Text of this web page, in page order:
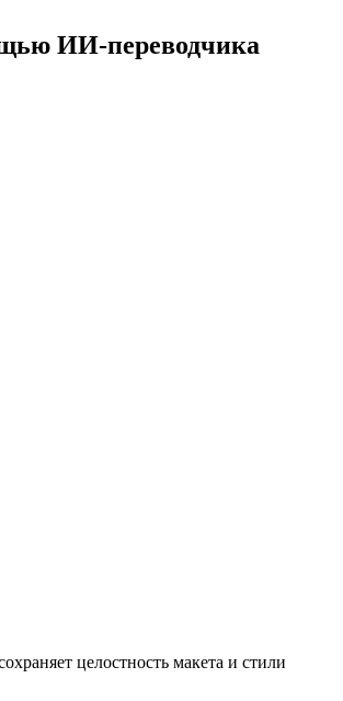
ИИ-переводчика
целостность макета и стили